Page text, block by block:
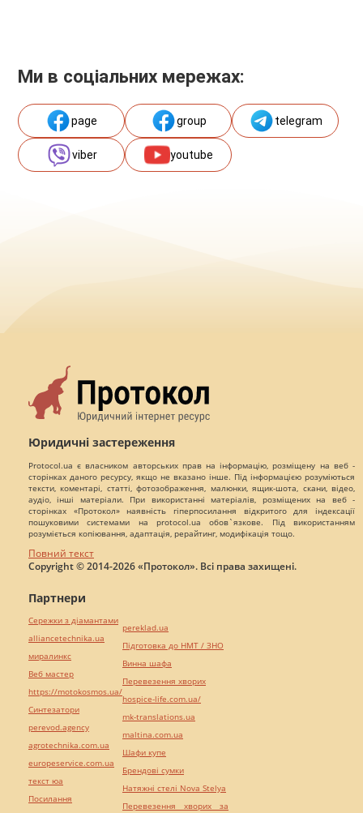
Ми в соціальних мережах:
page group telegram
viber youtube
Юридичні застереження
Protocol.ua є власником авторських прав на інформацію, розміщену на веб -
сторінках даного ресурсу, якщо не вказано інше. Під інформацією розуміються
тексти, коментарі, статті, фотозображення, малюнки, ящик-шота, скани, відео,
аудіо, інші матеріали. При використанні матеріалів, розміщених на веб -
сторінках «Протокол» наявність гіперпосилання відкритого для індексації
пошуковими системами на protocol.ua обов`язкове. Під використанням
розуміється копіювання, адаптація, рерайтинг, модифікація тощо.
Повний текст
Copyright © 2014-2026 «Протокол». Всі права захищені.
Партнери
Сережки з діамантами
alliancetechnika.ua
миралинкс
Веб мастер
https://motokosmos.ua/
Синтезатори
perevod.agency
agrotechnika.com.ua
europeservice.com.ua
текст юа
Посилання
pereklad.ua
Підготовка до НМТ / ЗНО
Винна шафа
Перевезення хворих
hospice-life.com.ua/
mk-translations.ua
maltina.com.ua
Шафи купе
Брендові сумки
Натяжні стелі Nova Stelya
Перевезення хворих за